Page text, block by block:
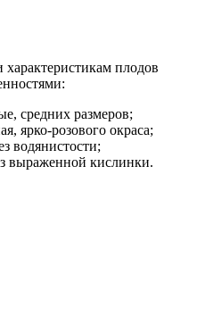
плодов
средних размеров;
ярко-розового окраса;
водянистости;
выраженной кислинки.